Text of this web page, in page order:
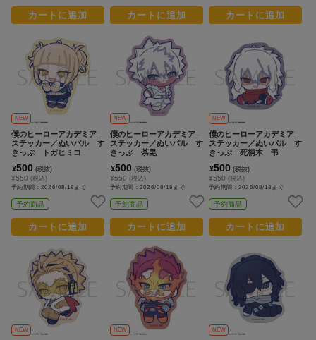
カートに追加 カートに追加 カートに追加
NEW
僕のヒーローアカデミア_
ステッカー／ぬいパル す
きっぷ トガヒミコ
¥500 (税抜)
¥550 (税込)
予約期間：2026/08/18まで
予約商品
カートに追加
NEW
僕のヒーローアカデミア_
ステッカー／ぬいパル す
きっぷ 荼毘
¥500 (税抜)
¥550 (税込)
予約期間：2026/08/18まで
予約商品
カートに追加
NEW
僕のヒーローアカデミア_
ステッカー／ぬいパル す
きっぷ 死柄木 弔
¥500 (税抜)
¥550 (税込)
予約期間：2026/08/18まで
予約商品
カートに追加
NEW NEW NEW